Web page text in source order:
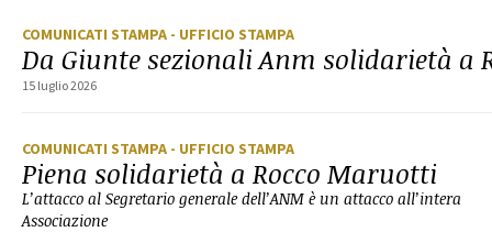
COMUNICATI STAMPA - UFFICIO STAMPA
Da Giunte sezionali Anm solidarietà a
15 luglio 2026
COMUNICATI STAMPA - UFFICIO STAMPA
Piena solidarietà a Rocco Maruotti
L’attacco al Segretario generale dell’ANM è un attacco all’intera
Associazione